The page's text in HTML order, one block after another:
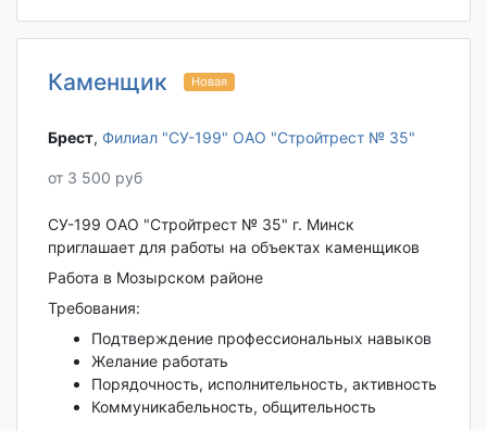
Каменщик Новая
Брест‎, Филиал "СУ-199" ОАО "Стройтрест № 35"
от 3 500 руб
СУ-199 ОАО "Стройтрест № 35" г. Минск
приглашает для работы на объектах каменщиков
Работа в Мозырском районе
Требования:
Подтверждение профессиональных навыков
Желание работать
Порядочность, исполнительность, активность
Коммуникабельность, общительность